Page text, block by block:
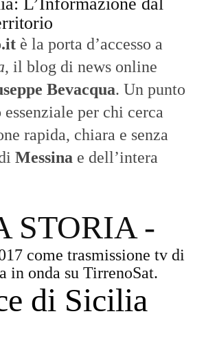
è la porta d’accesso a
, il blog di news online
Bevacqua. Un punto
per chi cerca
rapida, chiara e senza
Messina e dell’intera
STORIA -
come trasmissione tv di
in onda su TirrenoSat.
di Sicilia